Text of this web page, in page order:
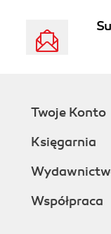
Twoje Konto
Księgarnia
Współpraca